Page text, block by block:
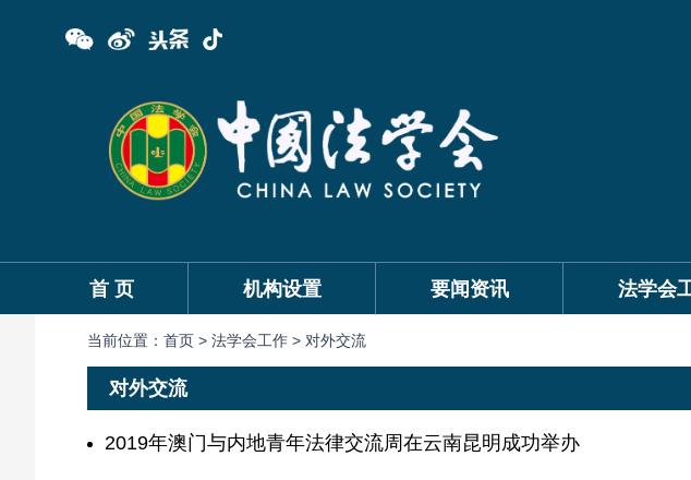
首 页 机构设置 要闻资讯 法学会
当前位置： 首页 > 法学会工作 > 对外交流
对外交流
2019年澳门与内地青年法律交流周在云南昆明成功举办